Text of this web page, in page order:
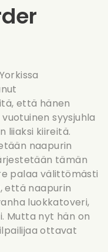
että hänen
syysjuhla
liiaksi kiireitä.
naapurin
tämän
palaa välittömästi
että naapurin
luokkatoveri,
Mutta nyt hän on
ottavat